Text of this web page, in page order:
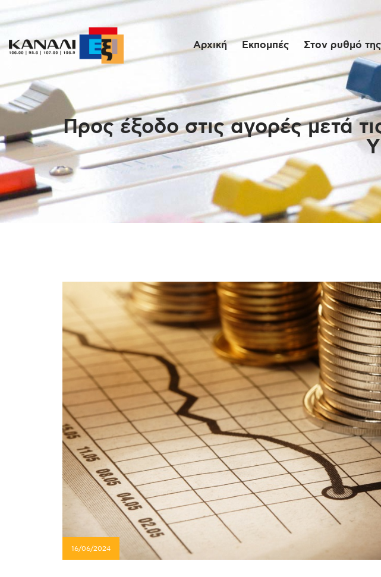
Αρχική Εκπομπές Στον ρυθμό
Προς έξοδο στις αγορές μετά
Αρχική
Εκπομπές
Στον ρυθμό
μέρας
Ένθετα
Links
16/06/2024